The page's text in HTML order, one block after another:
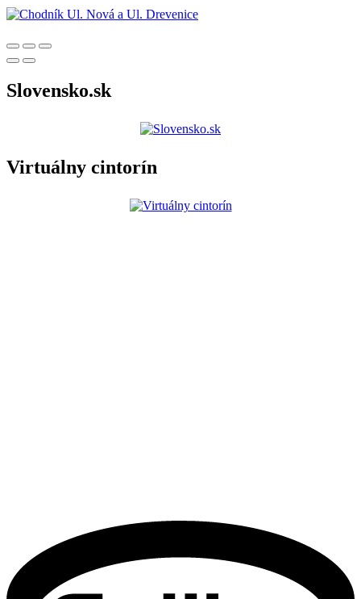
Slovensko.sk
Virtuálny cintorín